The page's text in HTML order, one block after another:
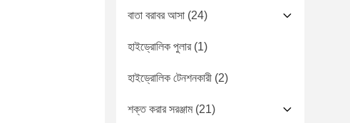
বাতা বরাবর আসা (24)
হাইড্রোলিক পুলার(1)
হাইড্রোলিক টেনশনকারী (2)
শক্ত করার সরঞ্জাম(21)